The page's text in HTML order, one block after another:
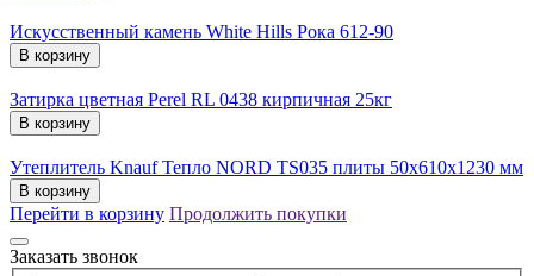
Искусственный камень White Hills Рока 612-90
В корзину
Затирка цветная Perel RL 0438 кирпичная 25кг
В корзину
Утеплитель Knauf Тепло NORD TS035 плиты 50х610х1230 мм
В корзину
Перейти в корзину Продолжить покупки
Заказать звонок